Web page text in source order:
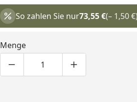
So zahlen Sie nur73,55 €(– 1,50 €)
Menge
Produktmenge um eins verringern
Produktmenge manuell
Produktmenge